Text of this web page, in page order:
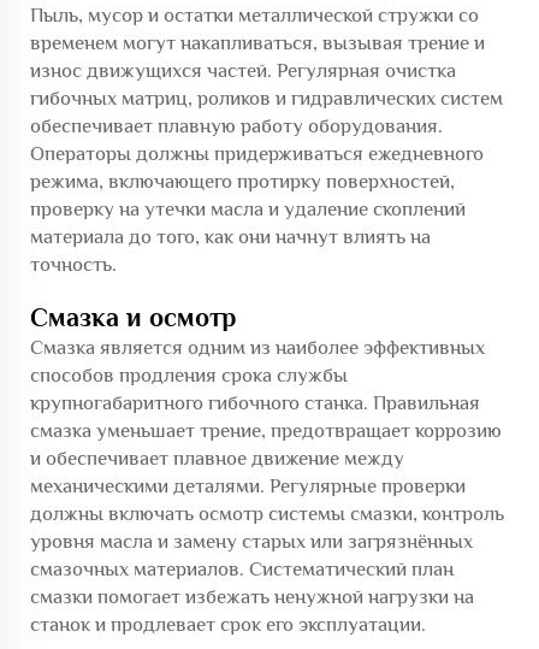
Пыль, мусор и остатки металлической стружки со
временем могут накапливаться, вызывая трение и
износ движущихся частей. Регулярная очистка
гибочных матриц, роликов и гидравлических систем
обеспечивает плавную работу оборудования.
Операторы должны придерживаться ежедневного
режима, включающего протирку поверхностей,
проверку на утечки масла и удаление скоплений
материала до того, как они начнут влиять на
точность.
Смазка и осмотр
Смазка является одним из наиболее эффективных
способов продления срока службы
крупногабаритного гибочного станка. Правильная
смазка уменьшает трение, предотвращает коррозию
и обеспечивает плавное движение между
механическими деталями. Регулярные проверки
должны включать осмотр системы смазки, контроль
уровня масла и замену старых или загрязнённых
смазочных материалов. Систематический план
смазки помогает избежать ненужной нагрузки на
станок и продлевает срок его эксплуатации.